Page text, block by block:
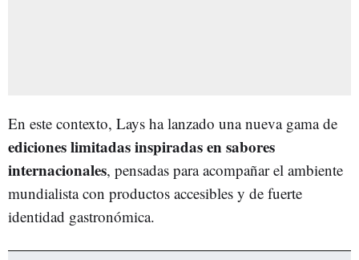
En este contexto, Lays ha lanzado una nueva gama de
ediciones limitadas inspiradas en sabores
internacionales, pensadas para acompañar el ambiente
mundialista con productos accesibles y de fuerte
identidad gastronómica.